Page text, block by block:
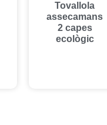
Tovallola
assecamans
2 capes
ecològic